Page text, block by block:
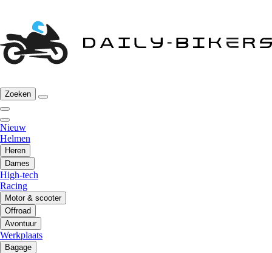
Zoeken
Nieuw
Helmen
Heren
Dames
High-tech
Racing
Motor & scooter
Offroad
Avontuur
Werkplaats
Bagage